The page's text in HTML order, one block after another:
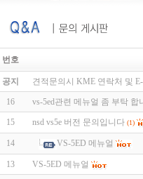
번호
공지 견적문의시 KME 연락처 및
16 vs-5ed관련 메뉴얼 좀 부탁 합
15 nsd vs5e 버전 문의입니다 (1)
14 VS-5ED 메뉴얼
13 VS-5ED 메뉴얼